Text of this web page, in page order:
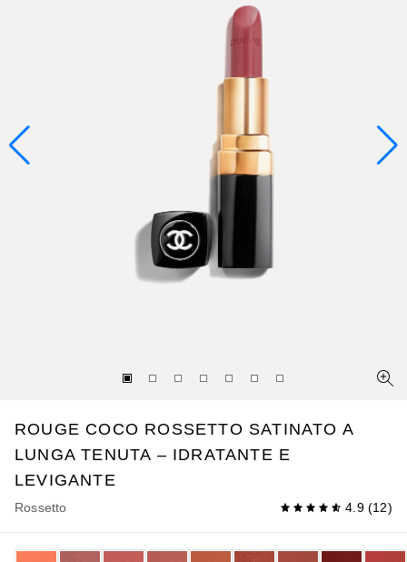
ROUGE COCO ROSSETTO SATINATO A
LUNGA TENUTA – IDRATANTE E
LEVIGANTE
Rossetto 4.9(12)